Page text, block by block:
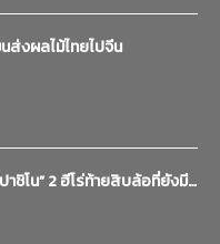
ส่งผลไม้ไทยไปจีน
าชิโน” 2 ฮีโร่ท้ายสิบล้อที่ยังมี…